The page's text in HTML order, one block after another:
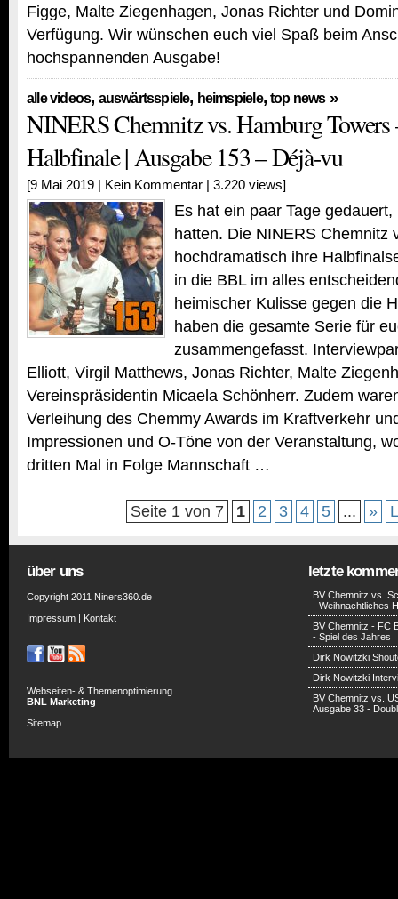
Figge, Malte Ziegenhagen, Jonas Richter und
Verfügung. Wir wünschen euch viel Spaß beim
hochspannenden Ausgabe!
alle videos, auswärtsspiele, heimspiele, top news»
NINERS Chemnitz vs. Hamburg Towers
Halbfinale | Ausgabe 153 – Déjà-vu
[9 Mai 2019 | Kein Kommentar | 3.220 views]
Es hat ein paar Tage
hatten. Die NINERS Chemnitz
hochdramatisch ihre
in die BBL im alles
heimischer Kulisse gegen die
haben die gesamte Serie für
zusammengefasst.
Elliott, Virgil Matthews, Jonas Richter, Malte
Vereinspräsidentin Micaela Schönherr. Zudem
Verleihung des Chemmy Awards im Kraftverkehr
Impressionen und O-Töne von der Veranstaltung,
dritten Mal in Folge Mannschaft …
Seite 1 von 7 1 2 3 4 5 ... »
über uns
Copyright 2011 Niners360.de
Impressum | Kontakt
Webseiten- & Themenoptimierung
BNL Marketing
Sitemap
letzte
BV Chemnitz vs.
- Weihnachtliches
BV Chemnitz - FC
- Spiel des Jahres
Dirk Nowitzki
Dirk Nowitzki
BV Chemnitz vs.
Ausgabe 33 -